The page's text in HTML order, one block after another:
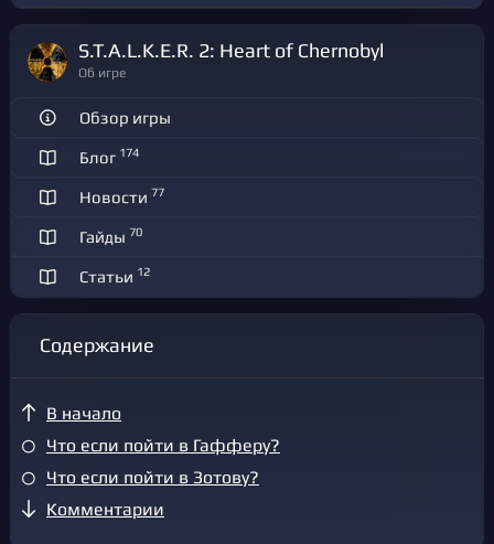
S.T.A.L.K.E.R. 2: Heart of Chernobyl
Об игре
Обзор игры
Блог 174
Новости 77
Гайды 70
Статьи 12
Содержание
В начало
Что если пойти в Гафферу?
Что если пойти в Зотову?
Комментарии